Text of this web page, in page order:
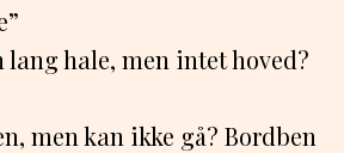
lang hale, men intet hoved?
men kan ikke gå? Bordben